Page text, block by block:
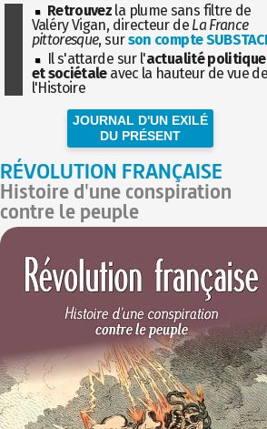
Retrouvez la plume sans filtre de
Valéry Vigan, directeur de La France
pittoresque, surson compte
Il s'attarde sur l'actualité politique
et sociétaleavec la hauteur de vue
l'Histoire
JOURNAL D'UN EXILÉ
DU PRÉSENT
RÉVOLUTION FRANÇAISE
Histoire d'une conspiration
contre le peuple